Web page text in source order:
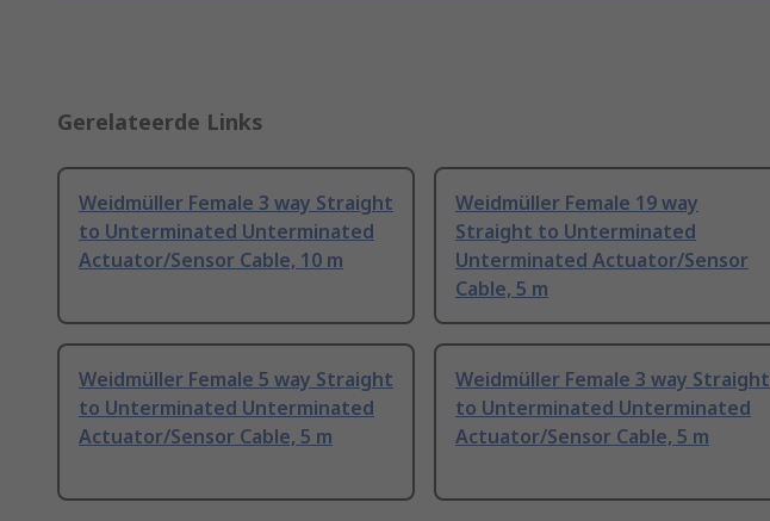
Gerelateerde Links
Weidmüller Female 3 way Straight
to Unterminated Unterminated
Actuator/Sensor Cable, 10 m
Weidmüller Female 19 way
Straight to Unterminated
Unterminated Actuator/Sensor
Cable, 5 m
Weidmüller Female 5 way Straight
to Unterminated Unterminated
Actuator/Sensor Cable, 5 m
Weidmüller Female 3 way Straight
to Unterminated Unterminated
Actuator/Sensor Cable, 5 m